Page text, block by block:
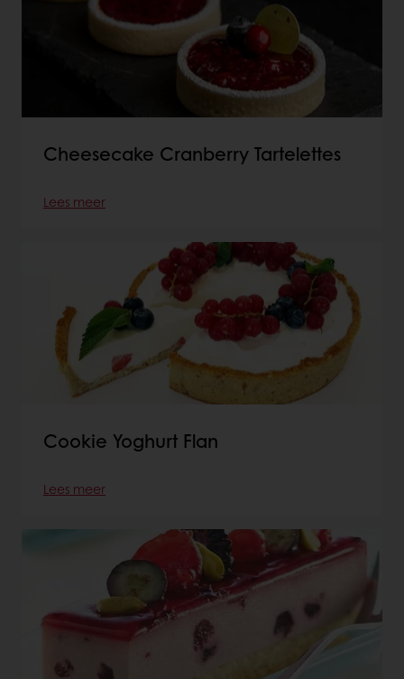
Cheesecake Cranberry Tartelettes
Lees meer
Cookie Yoghurt Flan
Lees meer